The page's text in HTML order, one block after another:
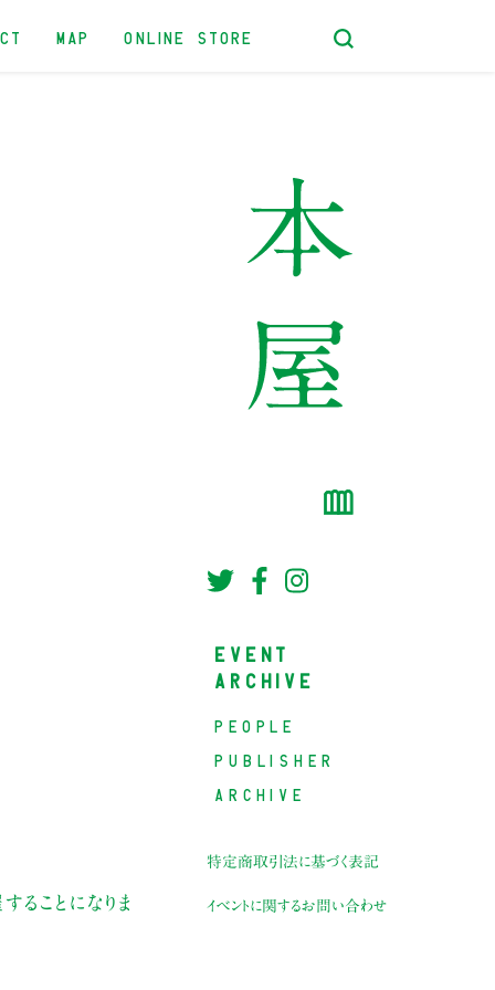
MAP ONLINE STORE
ことになりま
EVENT
ARCHIVE
PEOPLE
PUBLISHER
ARCHIVE
特定商取引法に基づく表記
イベントに関するお問い合わせ